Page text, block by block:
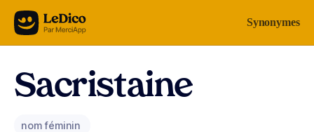
Aller au contenu Synonymes
Sacristaine
nom féminin